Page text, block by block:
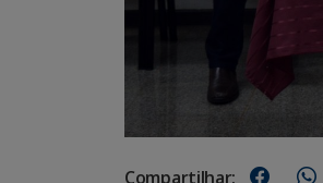
Compartilhar: